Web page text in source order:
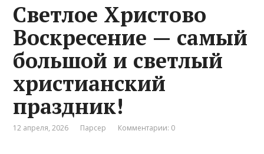
Светлое Христово
Воскресение — самый
большой и светлый
христианский
праздник!
12 апреля, 2026 Парсер Комментарии: 0